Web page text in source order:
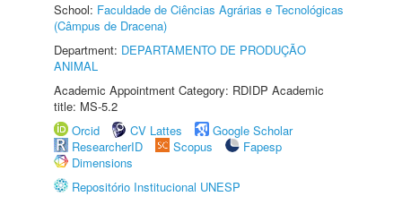
School: Faculdade de Ciências Agrárias e Tecnológicas
(Câmpus de Dracena)
Department: DEPARTAMENTO DE PRODUÇÃO
ANIMAL
Academic Appointment Category: RDIDP Academic
title: MS-5.2
Orcid
CV Lattes
Google Scholar
ResearcherID
Scopus
Fapesp
Dimensions
Repositório Institucional UNESP